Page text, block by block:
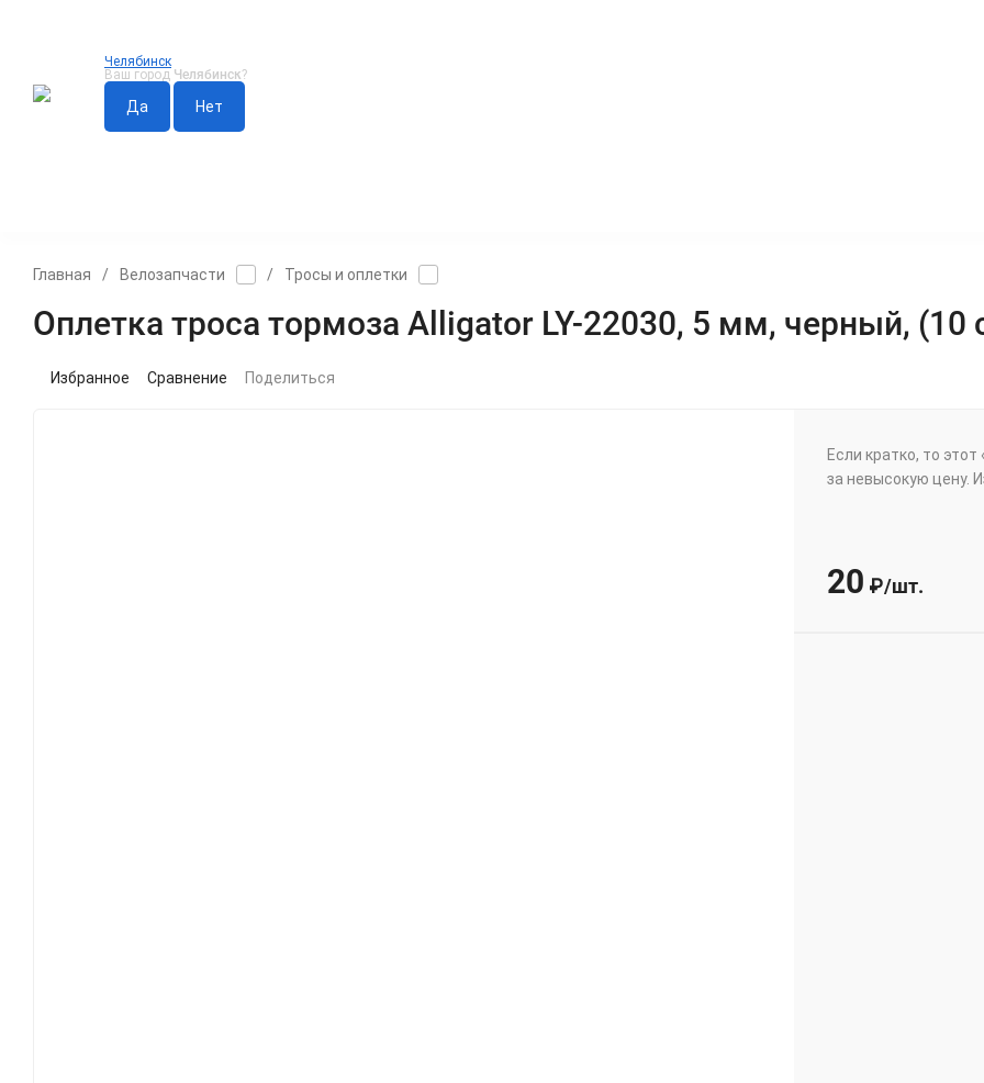
Челябинск
Ваш город Челябинск?
Главная / Велозапчасти / Тросы и оплетки
Оплетка троса тормоза Alligator LY-22030, 5 мм, черный, (10
Избранное Сравнение Поделиться
Если кратко, то
за невысокую цену.
20 ₽/шт.